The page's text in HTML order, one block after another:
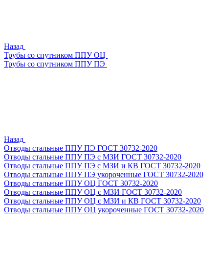
Назад
Трубы со спутником ППУ ОЦ
Трубы со спутником ППУ ПЭ
Назад
Отводы стальные ППУ ПЭ ГОСТ 30732-2020
Отводы стальные ППУ ПЭ с МЗИ ГОСТ 30732-2020
Отводы стальные ППУ ПЭ с МЗИ и КВ ГОСТ 30732-2020
Отводы стальные ППУ ПЭ укороченные ГОСТ 30732-2020
Отводы стальные ППУ ОЦ ГОСТ 30732-2020
Отводы стальные ППУ ОЦ с МЗИ ГОСТ 30732-2020
Отводы стальные ППУ ОЦ с МЗИ и КВ ГОСТ 30732-2020
Отводы стальные ППУ ОЦ укороченные ГОСТ 30732-2020